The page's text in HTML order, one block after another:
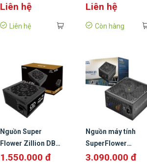
PCIE5 (750W. 80
Liên hệ
Liên hệ
PCIE5 White (850W,
Modular)
Liên hệ
Còn hàng
Nguồn Super
Flower Zillion DB
750W ATX 3.1 80
1.550.000 đ
Nguồn máy tính
SuperFlower
LEADEX III GOLD
3.090.000 đ